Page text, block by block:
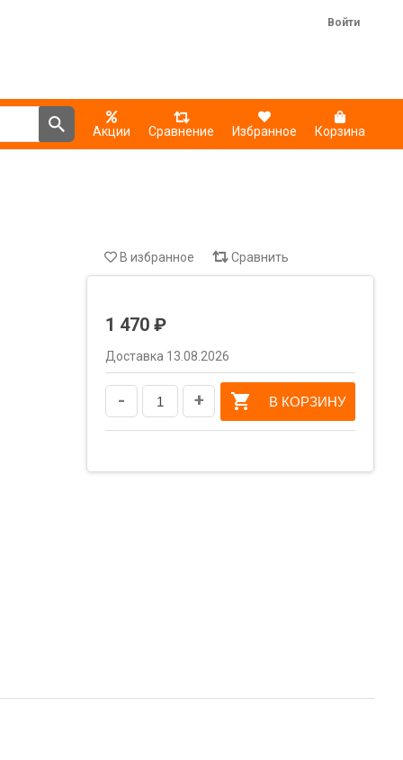
Войти
Акции Сравнение Избранное Корзина
В избранное Сравнить
1 470 ₽
Доставка 13.08.2026
- + В КОРЗИНУ